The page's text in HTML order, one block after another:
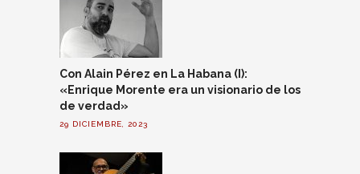
Con Alain Pérez en La Habana (I):
«Enrique Morente era un visionario de los
de verdad»
29 DICIEMBRE, 2023